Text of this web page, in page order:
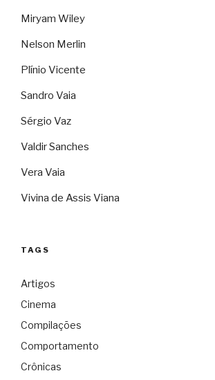
Miryam Wiley
Nelson Merlin
Plínio Vicente
Sandro Vaia
Sérgio Vaz
Valdir Sanches
Vera Vaia
Vivina de Assis Viana
TAGS
Artigos
Cinema
Compilações
Comportamento
Crônicas